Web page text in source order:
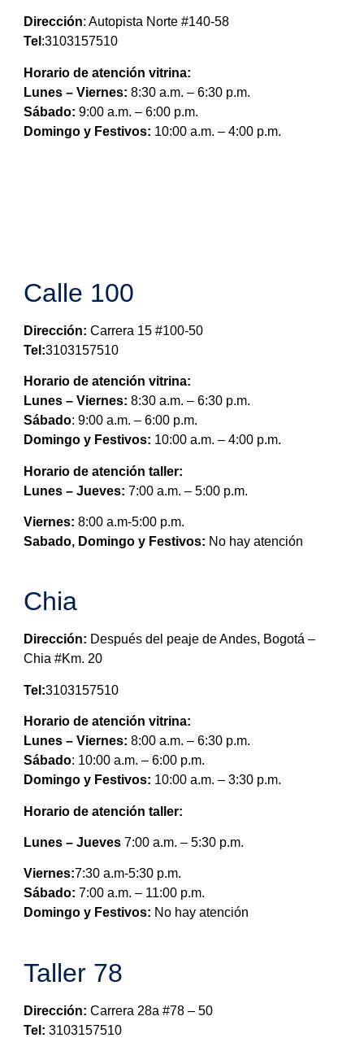
Dirección: Autopista Norte #140-58
Tel :3103157510
Horario de atención vitrina:
Lunes – Viernes: 8:30 a.m. – 6:30 p.m.
Sábado: 9:00 a.m. – 6:00 p.m.
Domingo y Festivos: 10:00 a.m. – 4:00 p.m.
Calle 100
Dirección: Carrera 15 #100-50
Tel:3103157510
Horario de atención vitrina:
Lunes – Viernes: 8:30 a.m. – 6:30 p.m.
Sábado: 9:00 a.m. – 6:00 p.m.
Domingo y Festivos: 10:00 a.m. – 4:00 p.m.
Horario de atención taller:
Lunes – Jueves: 7:00 a.m. – 5:00 p.m.
Viernes: 8:00 a.m-5:00 p.m.
Sabado, Domingo y Festivos: No hay atención
Chia
Dirección: Después del peaje de Andes, Bogotá –
Chia #Km. 20
Tel:3103157510
Horario de atención vitrina:
Lunes – Viernes: 8:00 a.m. – 6:30 p.m.
Sábado: 10:00 a.m. – 6:00 p.m.
Domingo y Festivos: 10:00 a.m. – 3:30 p.m.
Horario de atención taller:
Lunes – Jueves7:00 a.m. – 5:30 p.m.
Viernes:7:30 a.m-5:30 p.m.
Sábado: 7:00 a.m. – 11:00 p.m.
Domingo y Festivos: No hay atención
Taller 78
Dirección: Carrera 28a #78 – 50
Tel: 3103157510